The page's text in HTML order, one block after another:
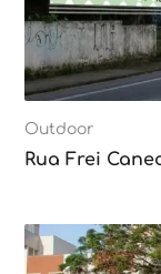
Outdoor
Rua Frei